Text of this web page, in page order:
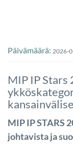
Päivämäärä: 2026-
MIP IP Stars
MIP IP STARS
johtavista ja